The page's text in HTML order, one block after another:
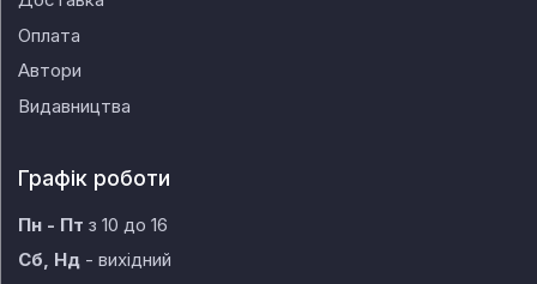
Оплата
Автори
Видавництва
Графік роботи
Пн - Пт з 10 до 16
Сб, Нд - вихідний